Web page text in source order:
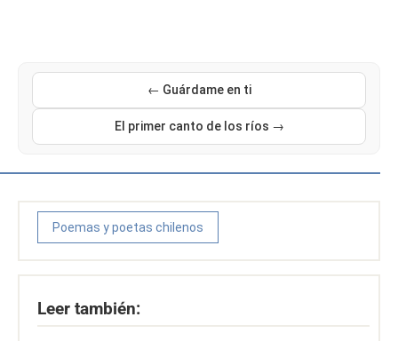
← Guárdame en ti
El primer canto de los ríos →
Poemas y poetas chilenos
Leer también: